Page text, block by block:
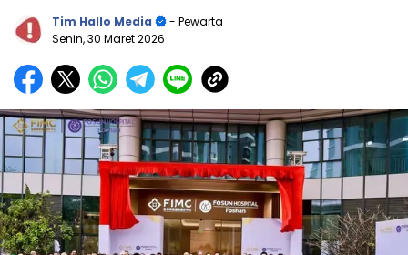
Tim Hallo Media
- Pewarta
Senin, 30 Maret 2026